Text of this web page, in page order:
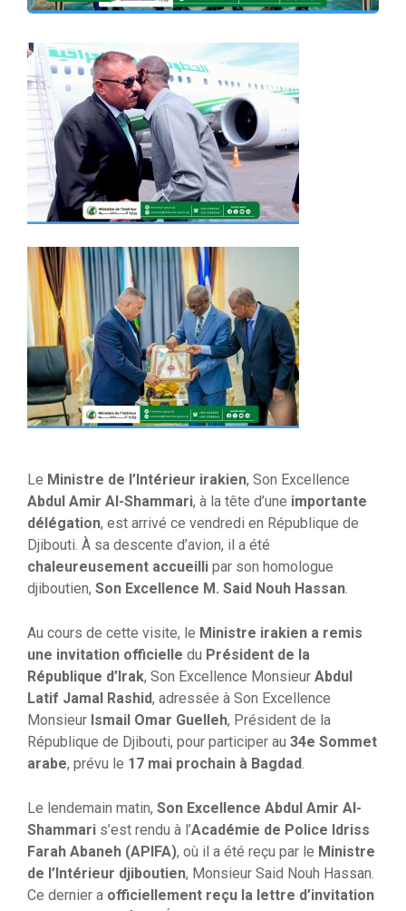
Le Ministre de l’Intérieur irakien, Son Excellence
Abdul Amir Al-Shammari, à la tête d’une importante
délégation, est arrivé ce vendredi en République de
Djibouti. À sa descente d’avion, il a été
chaleureusement accueilli par son homologue
djiboutien, Son Excellence M. Said Nouh Hassan.
Au cours de cette visite, le Ministre irakien a remis
une invitation officielle du Président de la
République d’Irak, Son Excellence Monsieur Abdul
Latif Jamal Rashid, adressée à Son Excellence
Monsieur Ismail Omar Guelleh, Président de la
République de Djibouti, pour participer au 34e Sommet
arabe, prévu le 17 mai prochain à Bagdad.
Le lendemain matin, Son Excellence Abdul Amir Al-
Shammari s’est rendu à l’Académie de Police Idriss
Farah Abaneh (APIFA), où il a été reçu par le Ministre
de l’Intérieur djiboutien, Monsieur Said Nouh Hassan.
Ce dernier a officiellement reçu la lettre d’invitation